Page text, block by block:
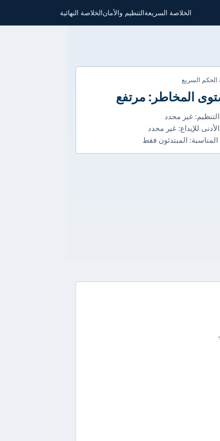
الخلاصة السريعةالتنظيم والأمانالخلاصة النهائية
الحكم السريع
المخاطر: مرتفع
غير محدد
للإيداع: غير محدد
المناسبة: المبتدئون فقط